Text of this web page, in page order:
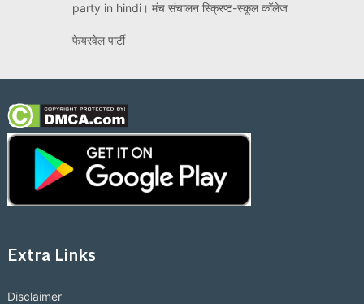
party in hindi। मंच संचालन स्क्रिप्ट-स्कूल कॉलेज
फेयरवेल पार्टी
Extra Links
Disclaimer